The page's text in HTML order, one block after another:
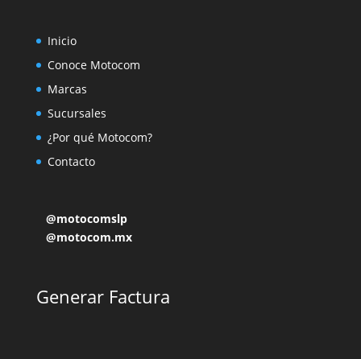
Inicio
Conoce Motocom
Marcas
Sucursales
¿Por qué Motocom?
Contacto
@motocomslp
@motocom.mx
Generar Factura